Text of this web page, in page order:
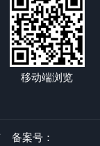
移动端浏览
备案号：